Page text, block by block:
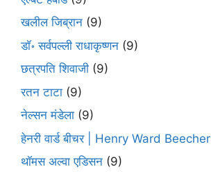
खलील जिब्रान (9)
डॉ॰ सर्वपल्ली राधाकृष्णन (9)
छत्रपति शिवाजी (9)
रतन टाटा (9)
नेल्सन मंडेला (9)
हेनरी वार्ड बीचर | Henry Ward Beecher
थॉमस अल्वा एडिसन (9)